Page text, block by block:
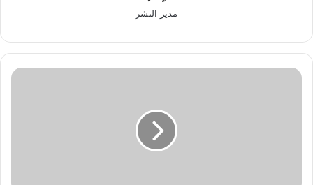
مدير النشر
كريستيانو